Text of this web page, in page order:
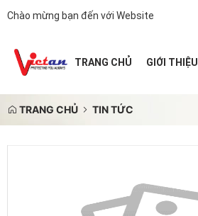
Chào mừng bạn đến với Website
TRANG CHỦ GIỚI THIỆU
TRANG CHỦ TIN TỨC